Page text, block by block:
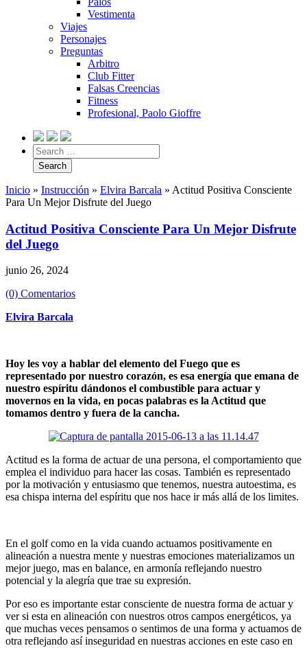
Vestimenta
Viajes
Personajes
Preguntas
Arbitro
Club Fitter
Falsas Creencias
Fitness
Profesional, Paolo Gioffre
Inicio » Instrucción » Elvira Barcala » Actitud Positiva Consciente
Para Un Mejor Disfrute del Juego
Actitud Positiva Consciente Para Un Mejor Disfrute
del Juego
junio 26, 2024
(0) Comentarios
Elvira Barcala
Hoy les voy a hablar del elemento del Fuego que es
representado por nuestro corazón, es esa energía que emana de
nuestro espíritu dándonos el combustible para actuar y
movernos en la vida, en pocas palabras es la Actitud que
tomamos dentro y fuera de la cancha.
Actitud es la forma de actuar de una persona, el comportamiento que
emplea el individuo para hacer las cosas. También es representado
por la motivación y entusiasmo que tenemos, nuestra autoestima, es
esa chispa interna del espíritu que nos hace ir más allá de los limites.
En el golf como en la vida cuando actuamos positivamente en
alineación a nuestra mente y nuestras emociones materializamos un
mejor juego, mas en balance, en armonía reflejando nuestro
potencial y la alegría que trae su expresión.
Por eso es importante estar consciente de nuestra forma de actuar y
ver si esta en alineación con nuestros otros campos energéticos, ya
que muchas veces pensamos o sentimos de una forma y actuamos de
otra reflejando así inseguridad en nuestras acciones en este caso en